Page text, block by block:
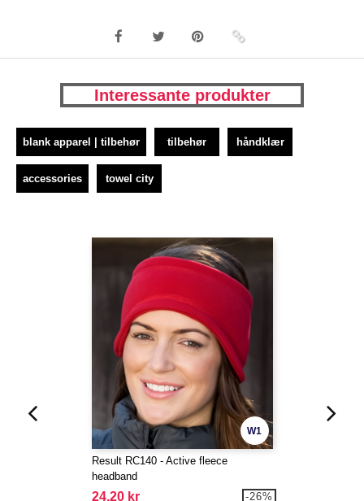
Interessante produkter
blank apparel | tilbehør tilbehør håndklær
accessories towel city
W1
Result RC140 - Active fleece
headband
24,20 kr -26%